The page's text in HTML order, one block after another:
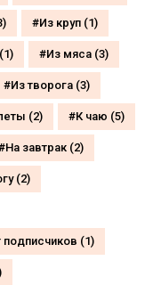
Из круп (1)
(1) Из мяса (3)
Из творога (3)
(2) К чаю (5)
На завтрак (2)
(2)
подписчиков (1)